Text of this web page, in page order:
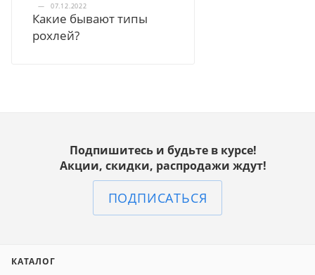
—
07.12.2022
Какие бывают типы
рохлей?
Подпишитесь и будьте в курсе!
Акции, скидки, распродажи ждут!
ПОДПИСАТЬСЯ
КАТАЛОГ